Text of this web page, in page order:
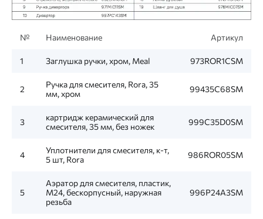
№ Наименование Артикул
1 Заглушка ручки, хром, Meal 973ROR1CSM
2
Ручка для смесителя, Rora, 35
мм, хром
99435C68SM
3
картридж керамический для
смесителя, 35 мм, без ножек
999C35D0SM
4
Уплотнители для смесителя, к-т,
5 шт, Rora
986ROR05SM
5
Аэратор для смесителя, пластик,
M24, бескорпусный, наружная
резьба
996P24A3SM